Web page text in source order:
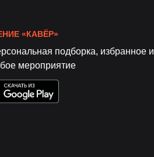
«КАВЁР»
подборка, избранное и
мероприятие